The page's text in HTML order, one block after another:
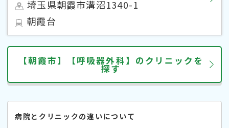
埼玉県朝霞市溝沼1340-1
朝霞台
【朝霞市】【呼吸器外科】のクリニックを
探す
病院とクリニックの違いについて